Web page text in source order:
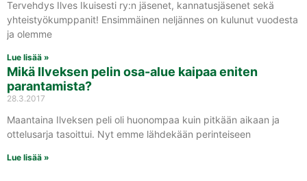
Tervehdys Ilves Ikuisesti ry:n jäsenet, kannatusjäsenet sekä
yhteistyökumppanit! Ensimmäinen neljännes on kulunut vuodesta
ja olemme
Lue lisää »
Mikä Ilveksen pelin osa-alue kaipaa eniten
parantamista?
28.3.2017
Maantaina Ilveksen peli oli huonompaa kuin pitkään aikaan ja
ottelusarja tasoittui. Nyt emme lähdekään perinteiseen
Lue lisää »